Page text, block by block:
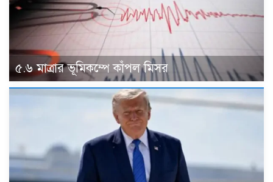
৫.৬ মাত্রার ভূমিকম্পে কাঁপল মিসর